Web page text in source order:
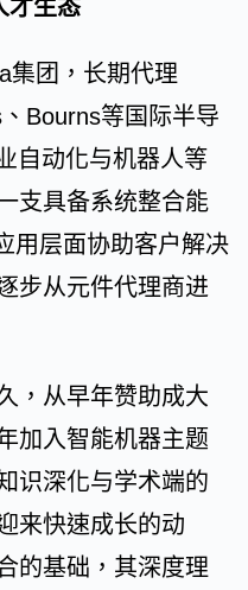
才生态
集团，长期代理
Bourns等国际半导
自动化与机器人等
支具备系统整合能
用层面协助客户解决
步从元件代理商进
，从早年赞助成大
加入智能机器主题
识深化与学术端的
来快速成长的动
的基础，其深度理